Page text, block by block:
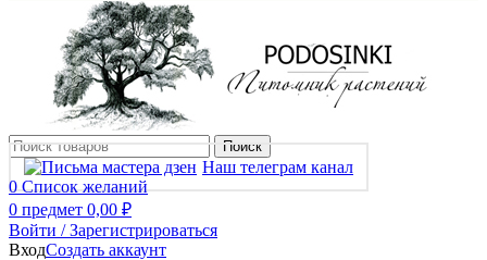
Поиск
Наш телеграм канал
0 Список желаний
0 предмет 0,00 ₽
Войти / Зарегистрироваться
ВходСоздать аккаунт